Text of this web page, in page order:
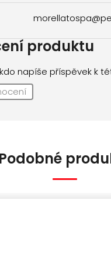
produktu
napíše příspěvek k
Podobné